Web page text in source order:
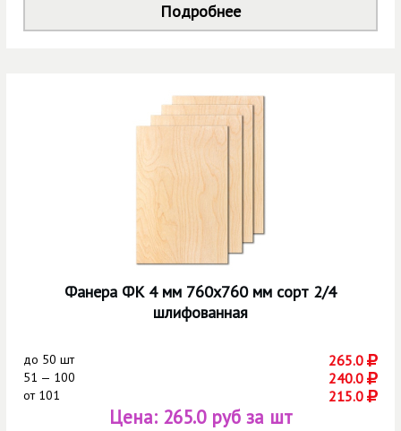
Подробнее
Фанера ФК 4 мм 760х760 мм сорт 2/4
шлифованная
до 50 шт 265.0
51 — 100 240.0
от101 215.0
Цена: 265.0 руб за шт